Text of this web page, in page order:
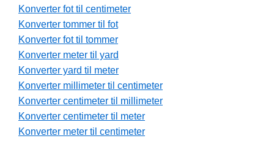
Konverter fot til centimeter
Konverter tommer til fot
Konverter fot til tommer
Konverter meter til yard
Konverter yard til meter
Konverter millimeter til centimeter
Konverter centimeter til millimeter
Konverter centimeter til meter
Konverter meter til centimeter